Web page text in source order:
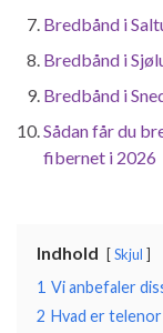
Bredbånd i
Bredbånd i
Bredbånd i
Sådan får du
fibernet i 2026
Indhold Skjul
1 Vi anbefaler
2 Hvad er